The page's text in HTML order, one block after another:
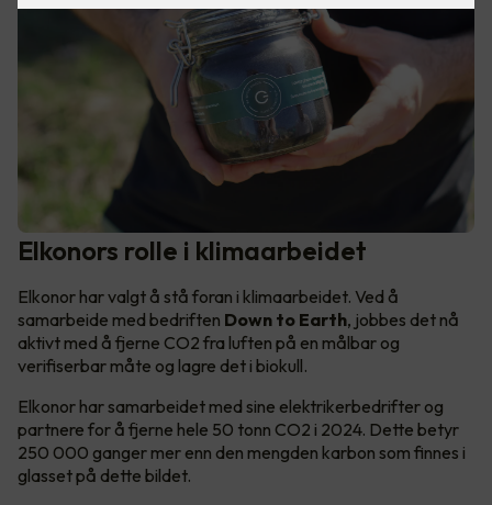
Elkonors rolle i klimaarbeidet
Elkonor har valgt å stå foran i klimaarbeidet. Ved å
samarbeide med bedriften Down to Earth, jobbes det nå
aktivt med å fjerne CO2 fra luften på en målbar og
verifiserbar måte og lagre det i biokull.
Elkonor har samarbeidet med sine elektrikerbedrifter og
partnere for å fjerne hele 50 tonn CO2 i 2024. Dette betyr
250 000 ganger mer enn den mengden karbon som finnes i
glasset på dette bildet.